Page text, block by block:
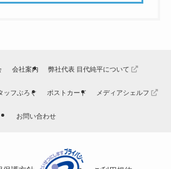
会社案内 弊社代表 目代純平について
ッフぶろぐ ポストカード メディアシェルフ
お問い合わせ